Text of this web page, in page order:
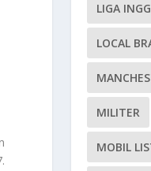
LIGA
LOCAL
MILITER
MOBIL